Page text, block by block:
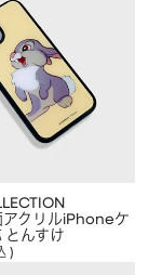
アクリルiPhoneケ
んすけ